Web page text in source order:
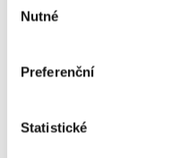
souhlasu
Nutné
Preferenční
Statistické
Jaké si mohu vzít
Když si koupím dvě
sebe?
Jste schopni sehnat